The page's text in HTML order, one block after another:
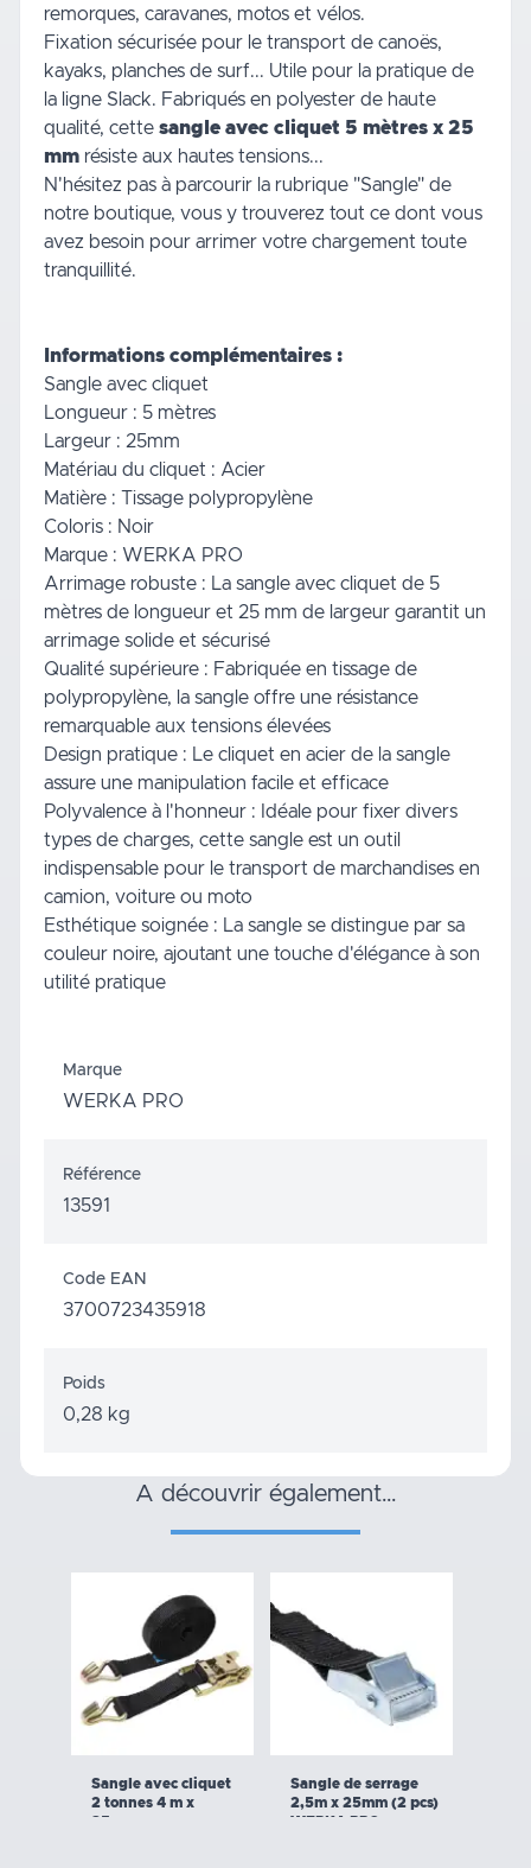
remorques, caravanes, motos et vélos.
Fixation sécurisée pour le transport de canoës,
kayaks, planches de surf... Utile pour la pratique de
la ligne Slack. Fabriqués en polyester de haute
qualité, cette sangle avec cliquet 5 mètres x 25
mm résiste aux hautes tensions...
N'hésitez pas à parcourir la rubrique "Sangle" de
notre boutique, vous y trouverez tout ce dont vous
avez besoin pour arrimer votre chargement toute
tranquillité.
Informations complémentaires :
Sangle avec cliquet
Longueur : 5 mètres
Largeur : 25mm
Matériau du cliquet : Acier
Matière : Tissage polypropylène
Coloris : Noir
Marque : WERKA PRO
Arrimage robuste : La sangle avec cliquet de 5
mètres de longueur et 25 mm de largeur garantit un
arrimage solide et sécurisé
Qualité supérieure : Fabriquée en tissage de
polypropylène, la sangle offre une résistance
remarquable aux tensions élevées
Design pratique : Le cliquet en acier de la sangle
assure une manipulation facile et efficace
Polyvalence à l'honneur : Idéale pour fixer divers
types de charges, cette sangle est un outil
indispensable pour le transport de marchandises en
camion, voiture ou moto
Esthétique soignée : La sangle se distingue par sa
couleur noire, ajoutant une touche d'élégance à son
utilité pratique
Marque
WERKA PRO
Référence
13591
Code EAN
3700723435918
Poids
0,28 kg
a découvrir également…
Sangle avec cliquet
2 tonnes 4 m x
35mm
Sangle de serrage
2,5m x 25mm (2 pcs)
WERKA PRO